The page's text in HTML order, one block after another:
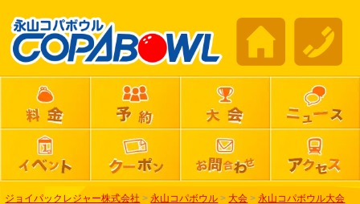
ジョイパックレジャー株式会社 > 永山コパボウル > 大会 > 永山コパボウル大会